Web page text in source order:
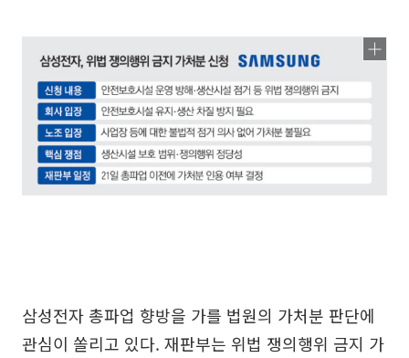
삼성전자 총파업 향방을 가를 법원의 가처분 판단에
관심이 쏠리고 있다. 재판부는 위법 쟁의행위 금지 가